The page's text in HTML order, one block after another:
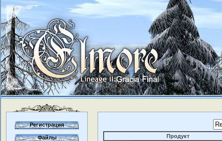
Регистрация
Файлы
Продукт